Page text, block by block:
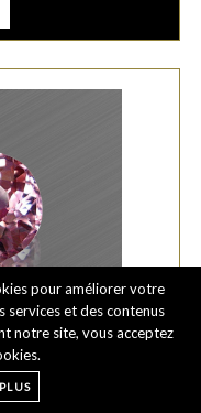
pour améliorer votre
services et des contenus
notre site, vous acceptez